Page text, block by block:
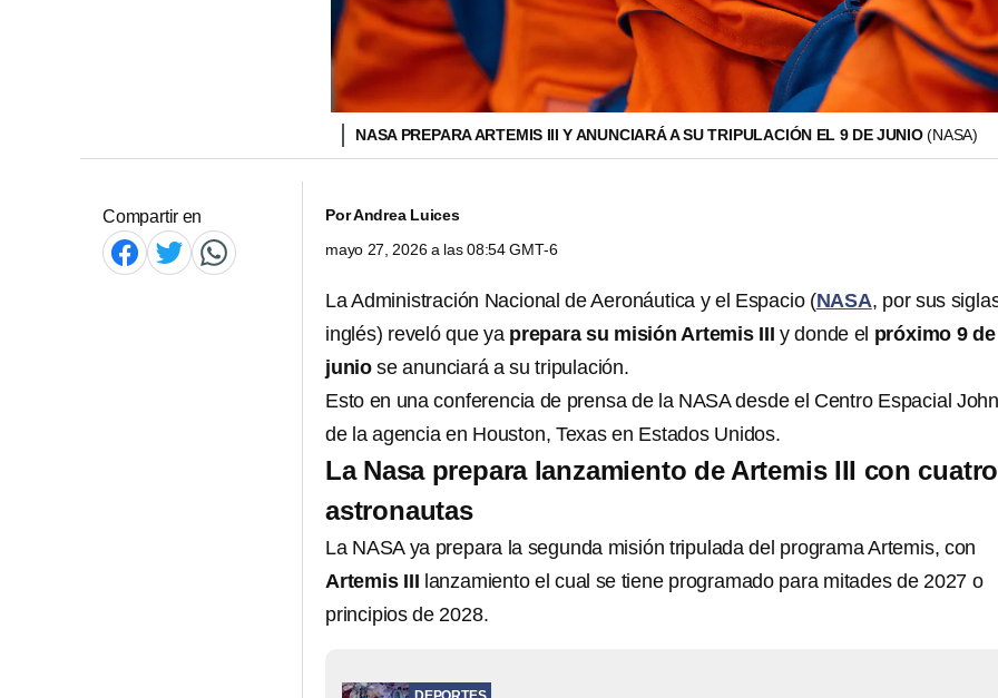
NASA PREPARA ARTEMIS III Y ANUNCIARÁ A SU TRIPULACIÓN EL 9 DE JUNIO(NASA)
Compartir en PorAndrea Luices
mayo 27, 2026 a las 08:54 GMT-6
La Administración Nacional de Aeronáutica y el Espacio (NASA, por sus
inglés) reveló que ya prepara su misión Artemis IIIy donde el próximo 9 de
junio se anunciará a su tripulación.
Esto en una conferencia de prensa de la NASA desde el Centro Espacial
de la agencia en Houston, Texas en Estados Unidos.
La Nasa prepara lanzamiento de Artemis III con cuatro
astronautas
La NASA ya prepara la segunda misión tripulada del programa Artemis, con
Artemis III lanzamiento el cual se tiene programado para mitades de 2027 o
principios de 2028.